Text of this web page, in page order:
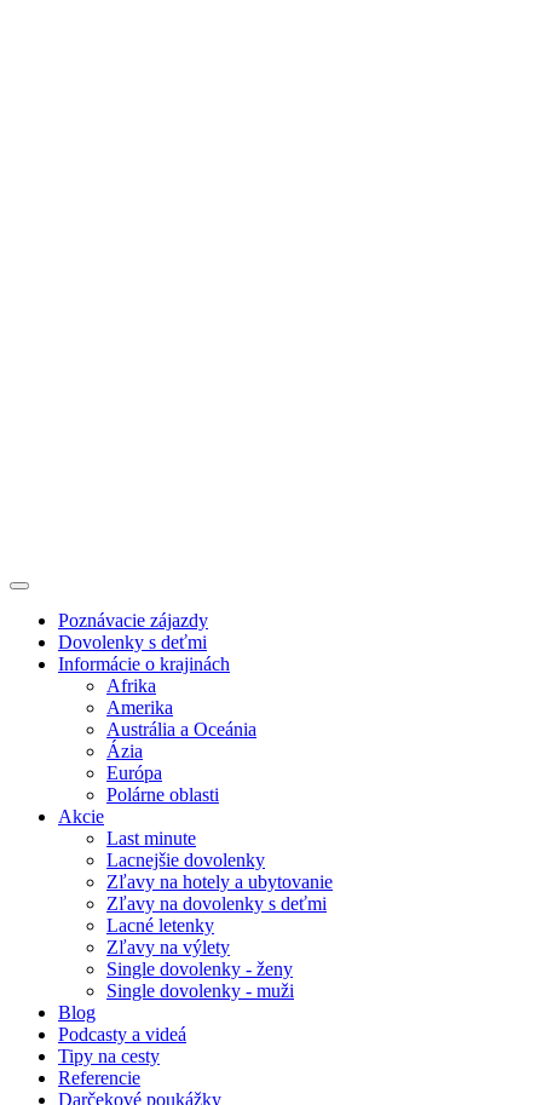
Poznávacie zájazdy
Dovolenky s deťmi
Informácie o krajinách
Afrika
Amerika
Austrália a Oceánia
Ázia
Európa
Polárne oblasti
Akcie
Last minute
Lacnejšie dovolenky
Zľavy na hotely a ubytovanie
Zľavy na dovolenky s deťmi
Lacné letenky
Zľavy na výlety
Single dovolenky - ženy
Single dovolenky - muži
Blog
Podcasty a videá
Tipy na cesty
Referencie
Darčekové poukážky